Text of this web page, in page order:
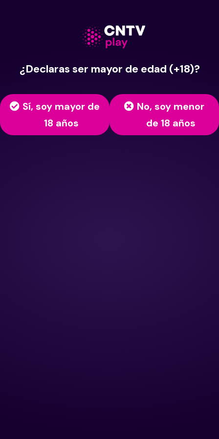
¿Declaras ser mayor de edad (+18)?
Sí, soy mayor de
18 años
No, soy menor
de 18 años